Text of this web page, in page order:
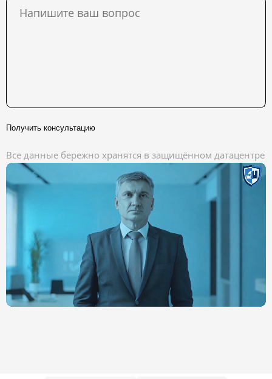
Получить консультацию
Все данные бережно хранятся в защищённом датацентре